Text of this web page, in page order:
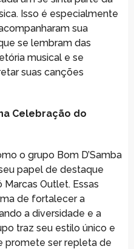
Isso é especialmente
sua
se lembram das
musical e se
suas canções
Celebração do
o grupo Bom D’Samba
papel de destaque
Outlet. Essas
de fortalecer a
a diversidade e a
traz seu estilo único e
promete ser repleta de